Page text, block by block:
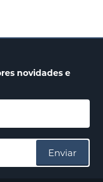
novidadese
Enviar